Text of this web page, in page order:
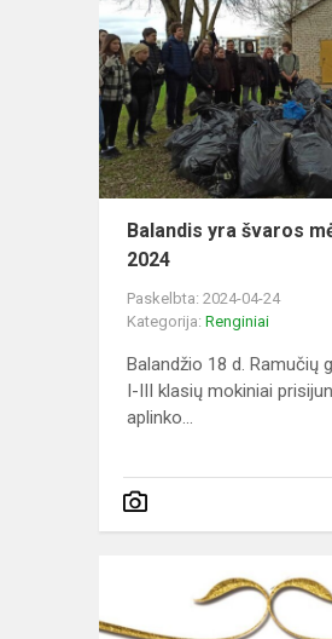
Balandis yra švaros
2024
Paskelbta: 2024-04-24
Kategorija: Renginiai
Balandžio 18 d. Ramučių
I-III klasių mokiniai
aplinko...